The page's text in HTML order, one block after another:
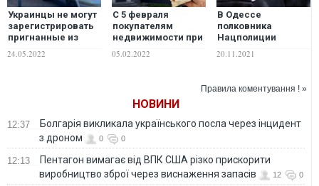
Украинцы не могут
зарегистрировать
пригнанные из
Европы авто
24.05.2022
С 5 февраля
покупателям
недвижимости при
регистрации прав
предстоит
05.02.2022
В Одессе
полковника
Нацполиции
поймали на взятке
в день назначения
20.11.2021
Правила коментування ! »
НОВИНИ
12:37
Болгарія викликала українського посла через інцидент
з дроном
0 0
12:13
Пентагон вимагає від ВПК США різко прискорити
виробництво зброї через виснаження запасів
12 0